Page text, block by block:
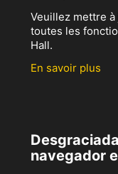
Veuillez mettre
toutes les
Hall.
En savoir plus
navegador